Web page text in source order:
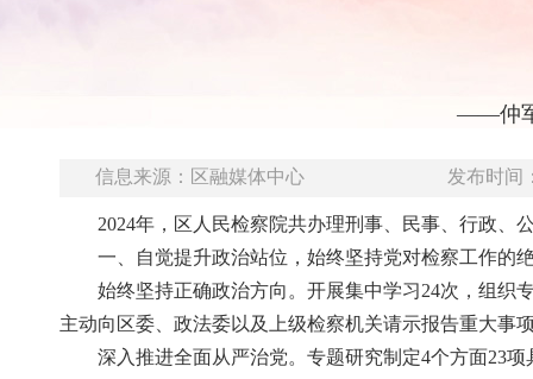
——仲军
信息来源：区融媒体中心 发布时间
2024年，区人民检察院共办理刑事、民事、行政、
一、自觉提升政治站位，始终坚持党对检察工作的
始终坚持正确政治方向。开展集中学习24次，组织
主动向区委、政法委以及上级检察机关请示报告重大事
深入推进全面从严治党。专题研究制定4个方面23